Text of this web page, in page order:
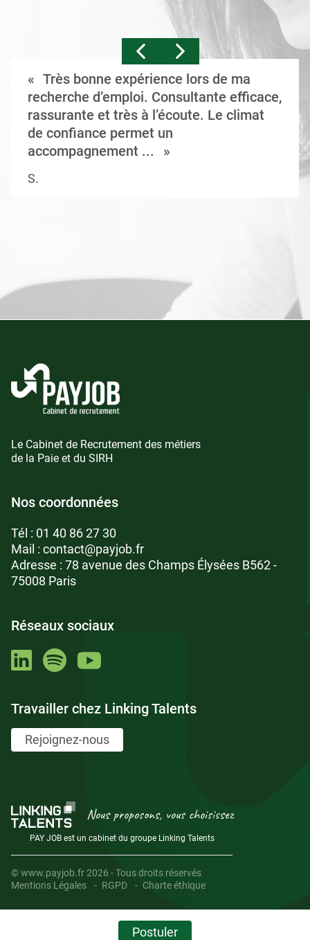
Très bonne expérience lors de ma
recherche d’emploi. Consultante efficace,
rassurante et très à l’écoute. Le climat
de confiance permet un
accompagnement ...
S.
Le Cabinet de Recrutement des métiers
de la Paie et du SIRH
Nos coordonnées
Tél : 01 40 86 27 30
Mail : contact@payjob.fr
Adresse : 78 avenue des Champs Élysées B562 -
75008 Paris
Réseaux sociaux
Travailler chez Linking Talents
Rejoignez-nous
Nous proposons, vous choisissez
PAY JOB est un cabinet du groupe Linking Talents
© www.payjob.fr 2026 - Tous droits réservés
Mentions Légales
RGPD Charte éthique
Postuler